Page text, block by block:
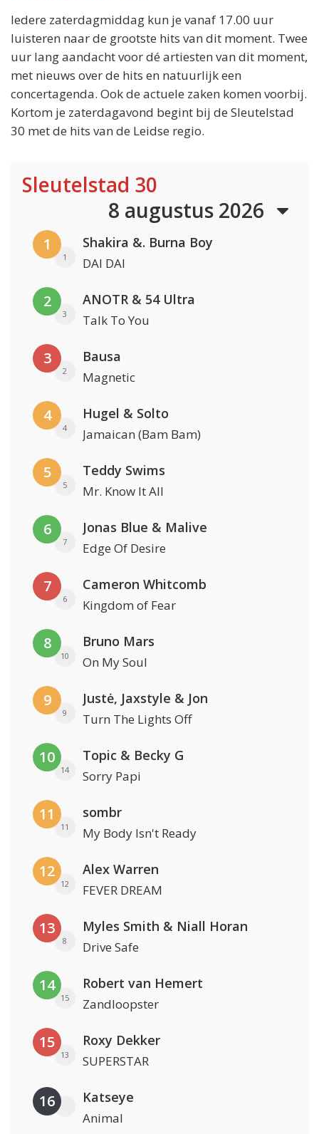
Iedere zaterdagmiddag kun je vanaf 17.00 uur
luisteren naar de grootste hits van dit moment. Twee
uur lang aandacht voor dé artiesten van dit moment,
met nieuws over de hits en natuurlijk een
concertagenda. Ook de actuele zaken komen voorbij.
Kortom je zaterdagavond begint bij de Sleutelstad
30 met de hits van de Leidse regio.
Sleutelstad 30
8 augustus 2026
1
1
Shakira &. Burna Boy
DAI DAI
2
3
ANOTR & 54 Ultra
Talk To You
3
2
Bausa
Magnetic
4
4
Hugel & Solto
Jamaican (Bam Bam)
5
5
Teddy Swims
Mr. Know It All
6
7
Jonas Blue & Malive
Edge Of Desire
7
6
Cameron Whitcomb
Kingdom of Fear
8
10
Bruno Mars
On My Soul
9
9
Justė, Jaxstyle & Jon
Turn The Lights Off
10
14
Topic & Becky G
Sorry Papi
11
11
sombr
My Body Isn't Ready
12
12
Alex Warren
FEVER DREAM
13
8
Myles Smith & Niall Horan
Drive Safe
14
15
Robert van Hemert
Zandloopster
15
13
Roxy Dekker
SUPERSTAR
16 Katseye
Animal